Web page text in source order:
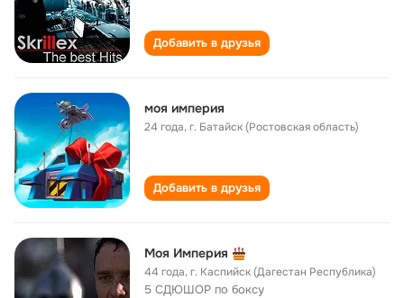
Добавить в друзья
моя империя
24 года,г. Батайск (Ростовская область)
Добавить в друзья
Моя Империя
44 года,г. Каспийск (Дагестан Республика)
5 СДЮШОР по боксу